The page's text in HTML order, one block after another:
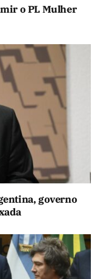
o PL Mulher
governo